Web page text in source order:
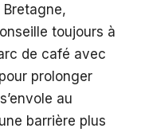
toujours à
de café avec
prolonger
au
barrière plus